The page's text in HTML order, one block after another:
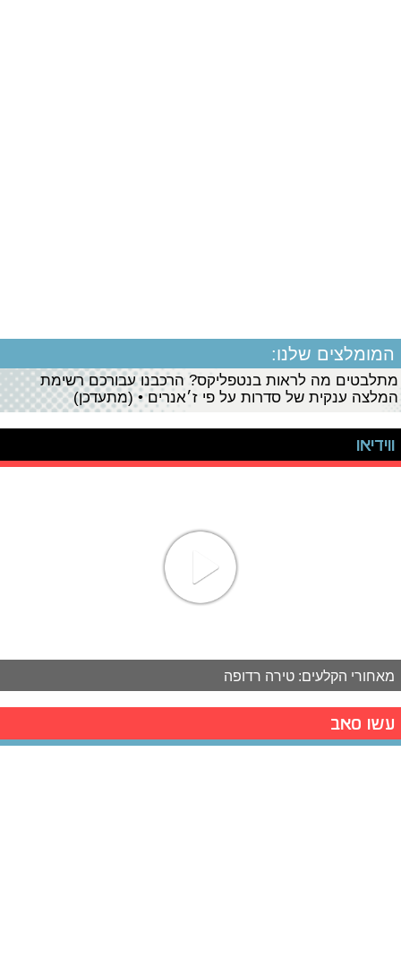
המומלצים שלנו:
מתלבטים מה לראות בנטפליקס? הרכבנו עבורכם רשימת
המלצה ענקית של סדרות על פי ז׳אנרים • (מתעדכן)
ווידיאו
מאחורי הקלעים: טירה רדופה
עשו סאב